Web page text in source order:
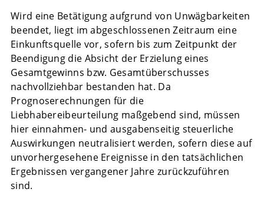
Wird eine Betätigung aufgrund von Unwägbarkeiten
beendet, liegt im abgeschlossenen Zeitraum eine
Einkunftsquelle vor, sofern bis zum Zeitpunkt der
Beendigung die Absicht der Erzielung eines
Gesamtgewinns bzw. Gesamtüberschusses
nachvollziehbar bestanden hat. Da
Prognoserechnungen für die
Liebhabereibeurteilung maßgebend sind, müssen
hier einnahmen- und ausgabenseitig steuerliche
Auswirkungen neutralisiert werden, sofern diese auf
unvorhergesehene Ereignisse in den tatsächlichen
Ergebnissen vergangener Jahre zurückzuführen
sind.